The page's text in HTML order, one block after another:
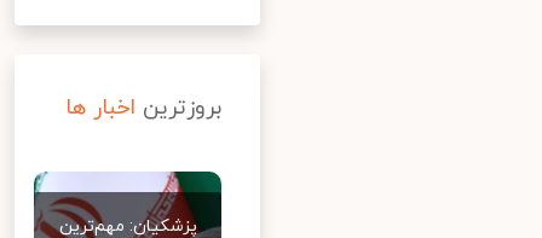
بروزترین اخبار ها
پزشکیان: مهم‌ترین